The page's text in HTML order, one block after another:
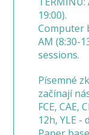
19:00).
Computer
AM (8:30-
sessions.
Písemné
začínají
FCE, CAE,
12h, YLE -